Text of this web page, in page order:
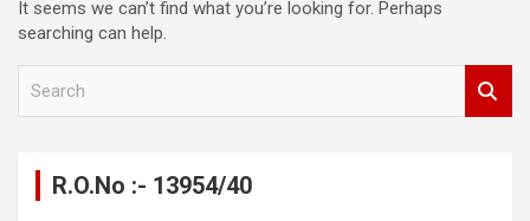
It seems we can’t find what you’re looking for. Perhaps
searching can help.
R.O.No :- 13954/40